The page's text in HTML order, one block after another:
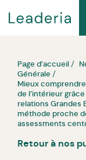
Page d’accueil
Générale
Mieux
de l’intérieur
relations Grandes
méthode proche
assessments
Retour à nos